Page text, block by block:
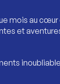
mois au cœur
et